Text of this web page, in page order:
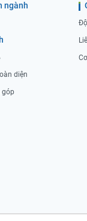
ngành
diện
góp